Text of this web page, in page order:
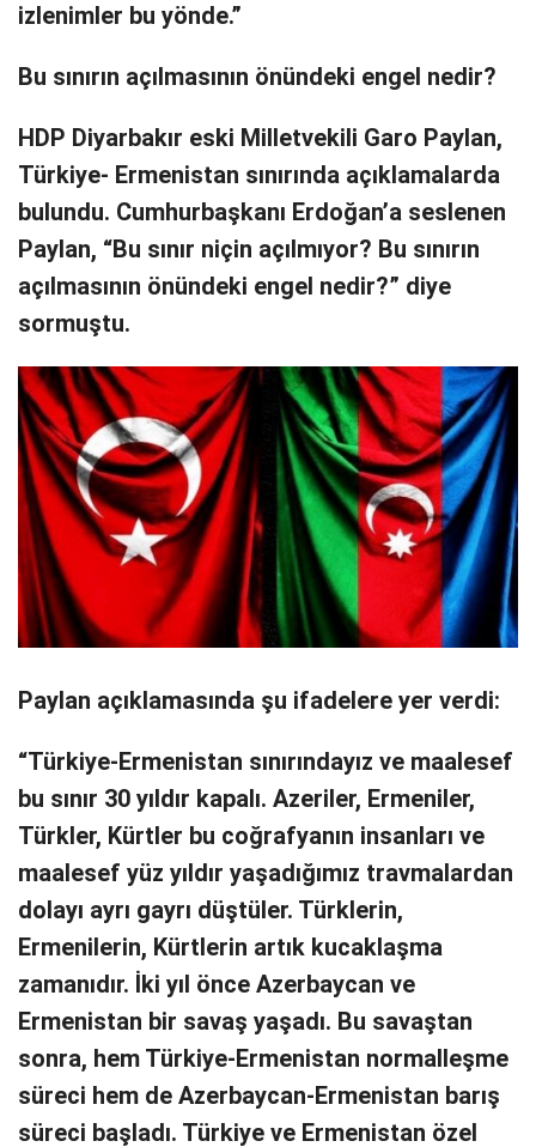
izlenimler bu yönde.”
Bu sınırın açılmasının önündeki engel nedir?
HDP Diyarbakır eski Milletvekili Garo Paylan,
Türkiye- Ermenistan sınırında açıklamalarda
bulundu. Cumhurbaşkanı Erdoğan’a seslenen
Paylan, “Bu sınır niçin açılmıyor? Bu sınırın
açılmasının önündeki engel nedir?” diye
sormuştu.
Paylan açıklamasında şu ifadelere yer verdi:
“Türkiye-Ermenistan sınırındayız ve maalesef
bu sınır 30 yıldır kapalı. Azeriler, Ermeniler,
Türkler, Kürtler bu coğrafyanın insanları ve
maalesef yüz yıldır yaşadığımız travmalardan
dolayı ayrı gayrı düştüler. Türklerin,
Ermenilerin, Kürtlerin artık kucaklaşma
zamanıdır. İki yıl önce Azerbaycan ve
Ermenistan bir savaş yaşadı. Bu savaştan
sonra, hem Türkiye-Ermenistan normalleşme
süreci hem de Azerbaycan-Ermenistan barış
süreci başladı. Türkiye ve Ermenistan özel